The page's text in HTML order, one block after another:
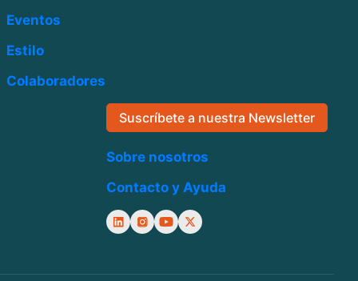
Eventos
Estilo
Colaboradores
Suscríbete a nuestra Newsletter
Sobre nosotros
Contacto y Ayuda